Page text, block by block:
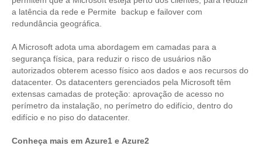
a latência da rede e Permite backup e failover com
redundância geográfica.
A Microsoft adota uma abordagem em camadas para a
segurança física, para reduzir o risco de usuários não
autorizados obterem acesso físico aos dados e aos recursos do
datacenter. Os datacenters gerenciados pela Microsoft têm
extensas camadas de proteção: aprovação de acesso no
perímetro da instalação, no perímetro do edifício, dentro do
edifício e no piso do datacenter.
Conheça mais em Azure1 e Azure2